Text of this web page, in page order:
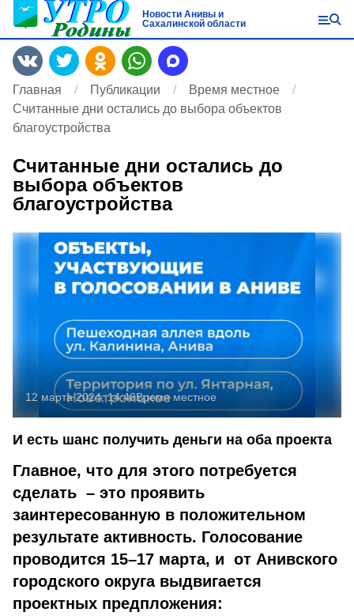
Новости Анивы и
Сахалинской области
Главная Публикации
Время местное
Считанные дни остались до выбора объектов
благоустройства
Считанные дни остались до
выбора объектов
благоустройства
12 марта 2024, 14:46Время местное
И есть шанс получить деньги на оба проекта
Главное, что для этого потребуется
сделать – это проявить
заинтересованную в положительном
результате активность. Голосование
проводится 15–17 марта, и от Анивского
городского округа выдвигается
проектных предпложения: